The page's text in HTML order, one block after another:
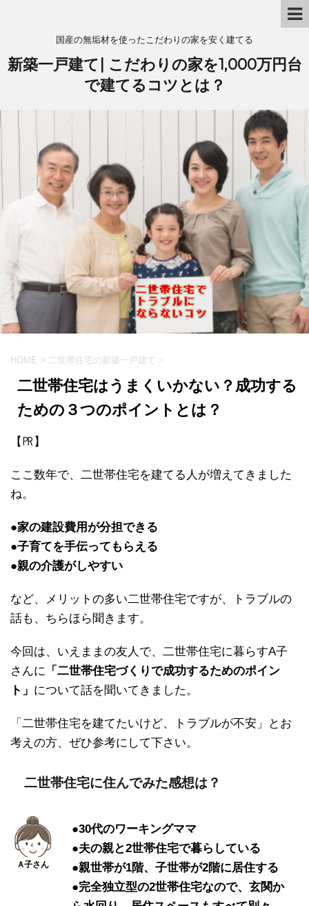
国産の無垢材を使ったこだわりの家を安く建てる
新築一戸建て| こだわりの家を1,000万円台
で建てるコツとは？
HOME > 二世帯住宅の新築一戸建て >
二世帯住宅はうまくいかない？成功する
ための３つのポイントとは？
【㏚】
ここ数年で、二世帯住宅を建てる人が増えてきました
ね。
●家の建設費用が分担できる
●子育てを手伝ってもらえる
●親の介護がしやすい
など、メリットの多い二世帯住宅ですが、トラブルの
話も、ちらほら聞きます。
今回は、いえままの友人で、二世帯住宅に暮らすA子
さんに 「二世帯住宅づくりで成功するためのポイン
ト」 について話を聞いてきました。
「二世帯住宅を建てたいけど、トラブルが不安」とお
考えの方、ぜひ参考にして下さい。
二世帯住宅に住んでみた感想は？
●30代のワーキングママ
●夫の親と2世帯住宅で暮らしている
●親世帯が1階、子世帯が2階に居住する
●完全独立型の2世帯住宅なので、玄関か